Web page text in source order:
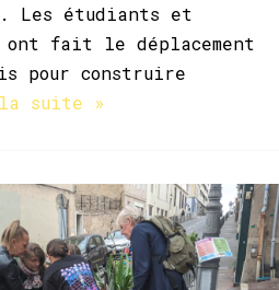
Les étudiants et
ont fait le déplacement
pour construire
suite »